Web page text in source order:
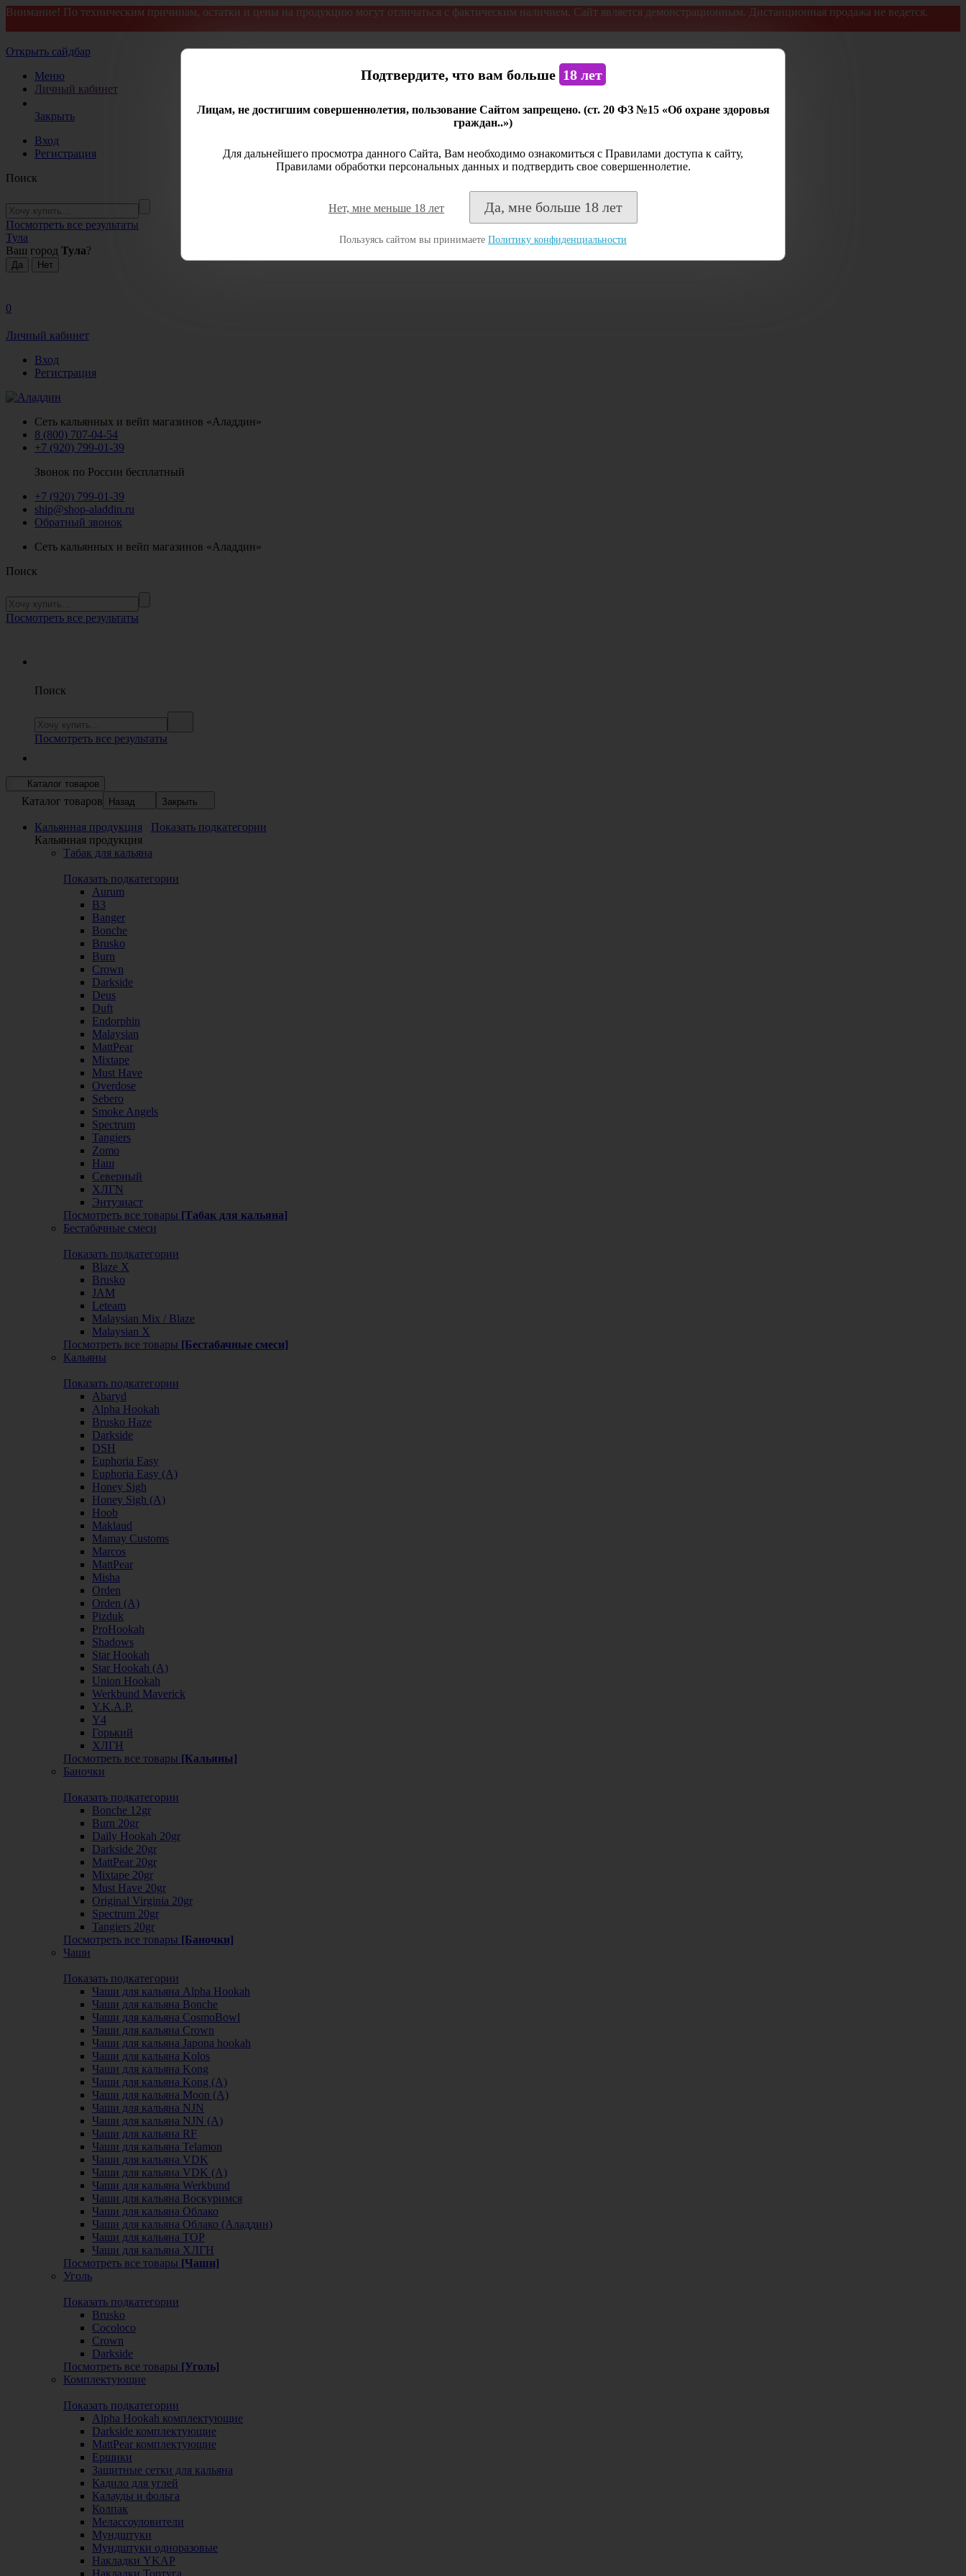
Внимание! По техническим причинам, остатки и цены на продукцию могут отличаться с фактическим наличием. Сайт является демонстрационным. Дистанционная продажа не ведется.
Открыть сайдбар
Меню
Личный кабинет
Закрыть
Вход
Регистрация
Поиск
Посмотреть все результаты
Тула
Ваш город Тула?
0
Личный кабинет
Вход
Регистрация
Сеть кальянных и вейп магазинов «Аладдин»
8 (800) 707-04-54
+7 (920) 799-01-39
Звонок по России бесплатный
+7 (920) 799-01-39
ship@shop-aladdin.ru
Обратный звонок
Сеть кальянных и вейп магазинов «Аладдин»
Поиск
Посмотреть все результаты
Поиск
Посмотреть все результаты
Каталог товаров
Каталог товаров Назад Закрыть
Кальянная продукция
Показать подкатегории
Кальянная продукция
Табак для кальяна
Показать подкатегории
Aurum
B3
Banger
Bonche
Brusko
Burn
Crown
Darkside
Deus
Duft
Endorphin
Malaysian
MattPear
Mixtape
Must Have
Overdose
Sebero
Smoke Angels
Spectrum
Tangiers
Zomo
Наш
Северный
ХЛГN
Энтузиаст
Посмотреть все товары [Табак для кальяна]
Бестабачные смеси
Показать подкатегории
Blaze X
Brusko
JAM
Leteam
Malaysian Mix / Blaze
Malaysian X
Посмотреть все товары [Бестабачные смеси]
Кальяны
Показать подкатегории
Abaryd
Alpha Hookah
Brusko Haze
Darkside
DSH
Euphoria Easy
Euphoria Easy (А)
Honey Sigh
Honey Sigh (А)
Hoob
Maklaud
Mamay Customs
Marcos
MattPear
Misha
Orden
Orden (А)
Pizduk
ProHookah
Shadows
Star Hookah
Star Hookah (А)
Union Hookah
Werkbund Maverick
Y.K.A.P.
Y4
Горький
ХЛГН
Посмотреть все товары [Кальяны]
Баночки
Показать подкатегории
Bonche 12gr
Burn 20gr
Daily Hookah 20gr
Darkside 20gr
MattPear 20gr
Mixtape 20gr
Must Have 20gr
Original Virginia 20gr
Spectrum 20gr
Tangiers 20gr
Посмотреть все товары [Баночки]
Чаши
Показать подкатегории
Чаши для кальяна Alpha Hookah
Чаши для кальяна Bonche
Чаши для кальяна CosmoBowl
Чаши для кальяна Crown
Чаши для кальяна Japona hookah
Чаши для кальяна Kolos
Чаши для кальяна Kong
Чаши для кальяна Kong (A)
Чаши для кальяна Moon (А)
Чаши для кальяна NJN
Чаши для кальяна NJN (А)
Чаши для кальяна RF
Чаши для кальяна Telamon
Чаши для кальяна VDK
Чаши для кальяна VDK (А)
Чаши для кальяна Werkbund
Чаши для кальяна Воскуримся
Чаши для кальяна Облако
Чаши для кальяна Облако (Аладдин)
Чаши для кальяна ТОР
Чаши для кальяна ХЛГН
Посмотреть все товары [Чаши]
Уголь
Показать подкатегории
Brusko
Cocoloco
Crown
Darkside
Посмотреть все товары [Уголь]
Комплектующие
Показать подкатегории
Alpha Hookah комплектующие
Darkside комплектующие
MattPear комплектующие
Ершики
Защитные сетки для кальяна
Кадило для углей
Калауды и фольга
Колпак
Мелассоуловители
Мундштуки
Мундштуки одноразовые
Накладки YKAP
Накладки Тортуга
Подтвердите, что вам больше 18 лет
Лицам, не достигшим совершеннолетия, пользование Сайтом запрещено. (ст. 20 ФЗ №15 «Об охране здоровья
граждан..»)
Для дальнейшего просмотра данного Сайта, Вам необходимо ознакомиться с Правилами доступа к сайту,
Правилами обработки персональных данных и подтвердить свое совершеннолетие.
Нет, мне меньше 18 лет Да, мне больше 18 лет
Пользуясь сайтом вы принимаете Политику конфиденциальности